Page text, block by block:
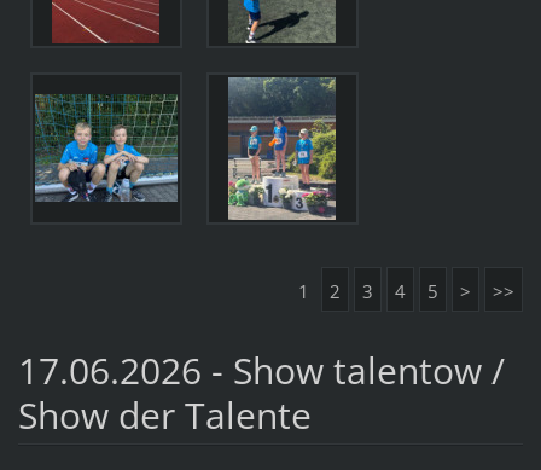
1 2 3 4 5 > >>
17.06.2026 - Show talentow /
Show der Talente